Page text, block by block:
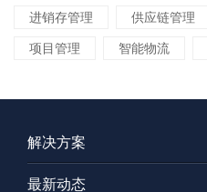
进销存管理 供应链管理
项目管理 智能物流
解决方案
最新动态